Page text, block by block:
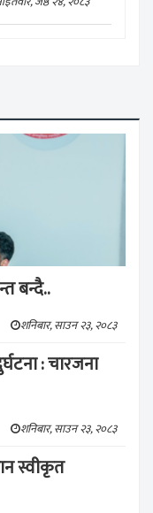
बन्दै..
शनिबार, साउन २३, २०८३
: चारजना
शनिबार, साउन २३, २०८३
स्वीकृत